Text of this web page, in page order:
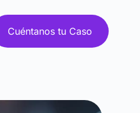
Cuéntanos tu Caso